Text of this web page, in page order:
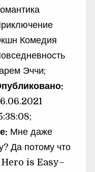
Комедия
Эччи;
Мне даже
Да потому что
is Easy–